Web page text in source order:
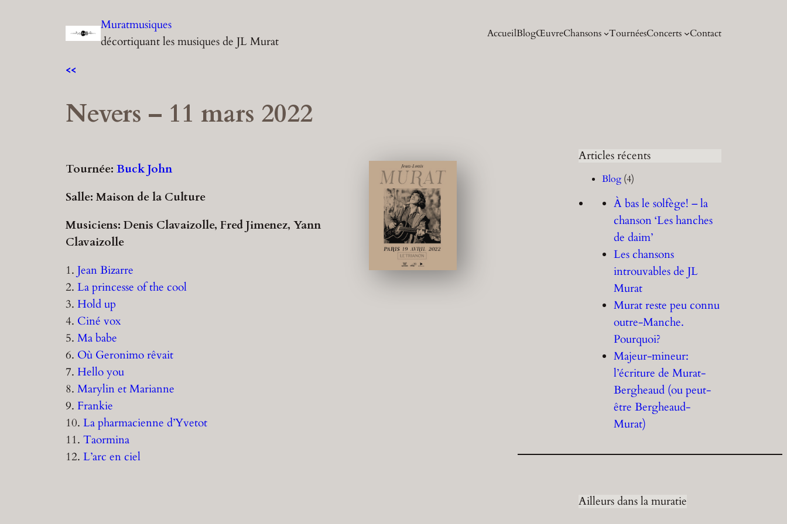
Muratmusiques
décortiquant les musiques de JL Murat
AccueilBlogŒuvreChansons TournéesConcerts Contact
<<
Nevers – 11 mars 2022
Tournée: Buck John
Salle: Maison de la Culture
Musiciens: Denis Clavaizolle, Fred Jimenez, Yann
Clavaizolle
1. Jean Bizarre
2. La princesse of the cool
3. Hold up
4. Ciné vox
5. Ma babe
6. Où Geronimo rêvait
7. Hello you
8. Marylin et Marianne
9. Frankie
10. La pharmacienne d’Yvetot
11. Taormina
12. L’arc en ciel
Articles récents
Blog (4)
À bas le solfège! – la
chanson ‘Les hanches
de daim’
Les chansons
introuvables de JL
Murat
Murat reste peu connu
outre-Manche.
Pourquoi?
Majeur-mineur:
l’écriture de Murat-
Bergheaud (ou peut-
être Bergheaud-
Murat)
Ailleurs dans la muratie